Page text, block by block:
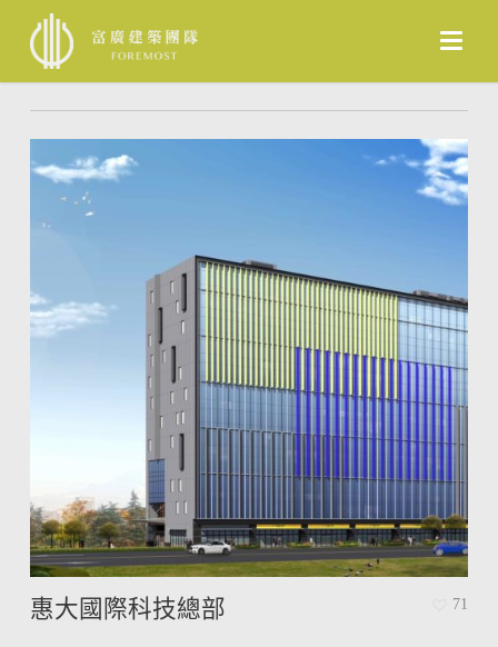
最新熱銷
惠大國際科技總部 71